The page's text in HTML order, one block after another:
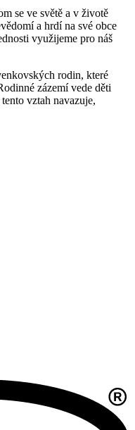
se ve světě a v životě
a hrdí na své obce
využijeme pro náš
rodin, které
zázemí vede děti
vztah navazuje,